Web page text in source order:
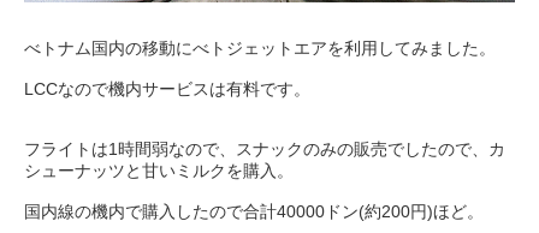
べトナム国内の移動にべトジェットエアを利用してみました。
LCCなので機内サービスは有料です。
フライトは1時間弱なので、スナックのみの販売でしたので、カ
シューナッツと甘いミルクを購入。
国内線の機内で購入したので合計40000ドン(約200円)ほど。